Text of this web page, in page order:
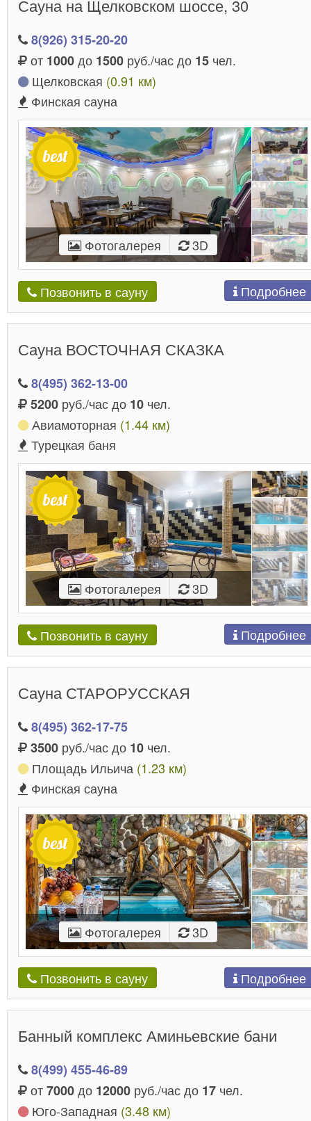
Сауна на Щелковском шоссе, 30
8(926) 315-20-20
от 1000до 1500 руб./час до 15 чел.
Щелковская (0.91 км)
Финская сауна
Фотогалерея 3D
Позвонить в сауну Подробнее
Сауна ВОСТОЧНАЯ СКАЗКА
8(495) 362-13-00
5200 руб./час до 10 чел.
Авиамоторная (1.44 км)
Турецкая баня
Фотогалерея 3D
Позвонить в сауну Подробнее
Сауна СТАРОРУССКАЯ
8(495) 362-17-75
3500 руб./час до 10 чел.
Площадь Ильича (1.23 км)
Финская сауна
Фотогалерея 3D
Позвонить в сауну Подробнее
Банный комплекс Аминьевские бани
8(499) 455-46-89
от7000до 12000 руб./час до 17 чел.
Юго-Западная (3.48 км)